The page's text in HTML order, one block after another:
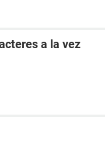
a la vez